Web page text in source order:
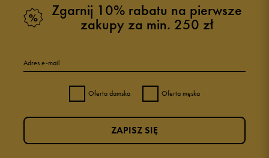
Zgarnij 10% rabatu na pierwsze
zakupy za min. 250 zł
Adres e-mail
Oferta damska Oferta męska
ZAPISZ SIĘ